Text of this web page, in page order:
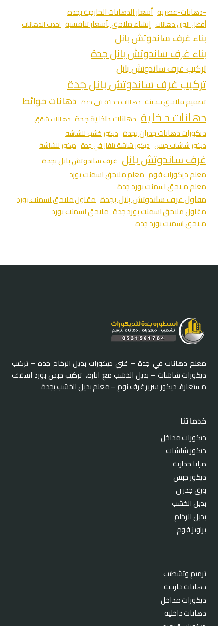
-دهانات-عصرية أسعار الدهانات الخارجية بجده
أفضل الوان دهانات إنشاء ملاحق بأسعار تنافسية احدث الدهانات
بناء غرف ساندوتش بانل
بناء غرف ساندوتش بانل جدة
تركيب غرف ساندوتش بانل
تركيب غرف ساندوتش بانل جدة
تصميم ملاحق حديثة دهانات حديثة في جدة دهانات حوائط
دهانات داخلية دهانات داخلية جدة دهانات شقق
ديكورات دهانات جدران بجدة ديكور خشب للشاشه
ديكور شاشات جبس ديكور شاشة تلفاز في جدة ديكور للشاشة
غرف ساندوتش بانل غرف ساندوتش بانل بجدة
معلم ديكورات فوم معلم ملاحق اسمنت بورد
معلم ملاحق اسمنت بورد جدة
مقاول غرف ساندوتش بانل بجدة مقاول ملاحق اسمنت بورد
مقاول ملاحق اسمنت بورد جدة ملاحق اسمنت بورد
ملاحق اسمنت بورد جدة
معلم دهانات في جدة – فني ديكورات بديل الرخام جده – تركيب
ديكورات شاشات – بديل الخشب مع انارة، تركيب جبس بورد اسقف
مستعارة، ديكور سرير غرف نوم – معلم بديل الخشب بجدة
خدماتنا
ديكورات مداخل
ديكور شاشات
مرايا جدارية
ديكور جبس
ورق جدران
بديل الخشب
بديل الرخام
براويز فوم
ترميم وتشطيب
دهانات خارجية
ديكورات مداخل
دهانات داخليه